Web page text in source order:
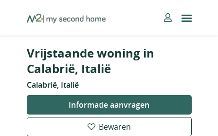
MySecondHome
Vrijstaande woning in
Calabrië, Italië
Calabrië, Italië
Informatie aanvragen
Bewaren